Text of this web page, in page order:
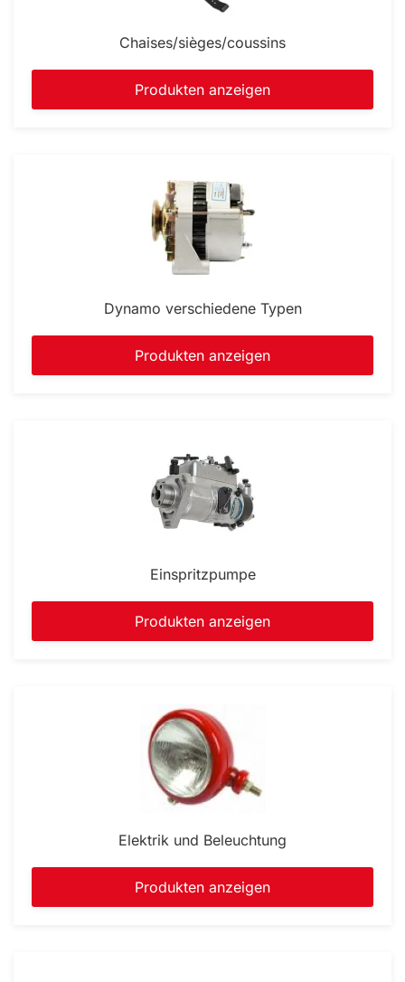
Chaises/sièges/coussins
Produkten anzeigen
Dynamo verschiedene Typen
Produkten anzeigen
Einspritzpumpe
Produkten anzeigen
Elektrik und Beleuchtung
Produkten anzeigen